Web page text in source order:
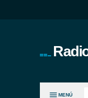
MENÚ